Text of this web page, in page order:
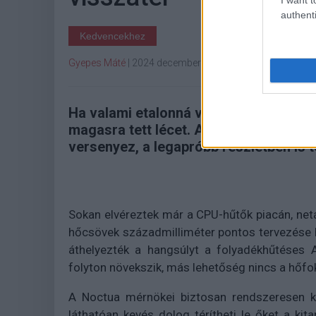
Kedvencekhez
Gyepes Máté 2024 december 17. 20:18
Ha valami etalonná válik a
magasra tett lécet. A Noctuánál a
versenyez, a legapróbb részletben is
Sokan elvéreztek már a CPU-hűtők piacán,
hőcsövek századmilliméter pontos tervezése
áthelyezték a hangsúlyt a folyadékhűtéses
folyton növekszik, más lehetőség nincs a
A Noctua mérnökei biztosan rendszeresen